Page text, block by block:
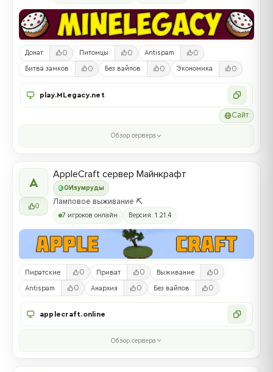
Донат 0 Питомцы 0 Antispam 0
Битва замков 0 Без вайпов 0 Экономика 0
play.MLegacy.net
Сайт
Обзор сервера
A
0
0 Изумруды
AppleCraft сервер Майнкрафт
Ламповое выживание ⛏️
7 игроков онлайн Версия: 1.21.4
Пиратские 0 Приват 0 Выживание 0
Antispam 0 Анархия 0 Без вайпов 0
applecraft.online
Обзор сервера